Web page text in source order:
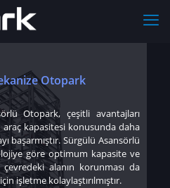
Otopark
Otopark, çeşitli avantajları
araç kapasitesi konusunda daha
başarmıştır. Sürgülü Asansörlü
göre optimum kapasite ve
alanın korunması da
işletme kolaylaştırılmıştır.